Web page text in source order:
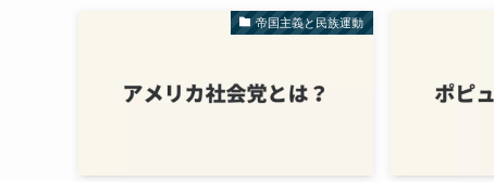
帝国主義と民族運動